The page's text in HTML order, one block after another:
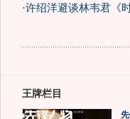
·许绍洋避谈林韦君《
王牌栏目